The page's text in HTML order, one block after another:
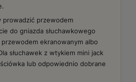
prowadzić przewodem
do gniazda słuchawkowego
ekranowanym albo
słuchawek z wtykiem mini jack
lub odpowiednio dobrane